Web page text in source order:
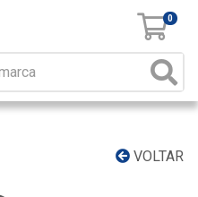
0
VOLTAR